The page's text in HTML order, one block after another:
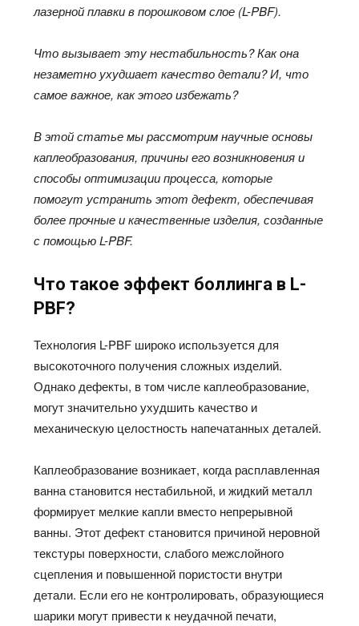
лазерной плавки в порошковом слое (L-PBF).
Что вызывает эту нестабильность? Как она
незаметно ухудшает качество детали? И, что
самое важное, как этого избежать?
В этой статье мы рассмотрим научные основы
каплеобразования, причины его возникновения и
способы оптимизации процесса, которые
помогут устранить этот дефект, обеспечивая
более прочные и качественные изделия, созданные
с помощью L-PBF.
Что такое эффект боллинга в L-
PBF?
Технология L-PBF широко используется для
высокоточного получения сложных изделий.
Однако дефекты, в том числе каплеобразование,
могут значительно ухудшить качество и
механическую целостность напечатанных деталей.
Каплеобразование возникает, когда расплавленная
ванна становится нестабильной, и жидкий металл
формирует мелкие капли вместо непрерывной
ванны. Этот дефект становится причиной неровной
текстуры поверхности, слабого межслойного
сцепления и повышенной пористости внутри
детали. Если его не контролировать, образующиеся
шарики могут привести к неудачной печати,